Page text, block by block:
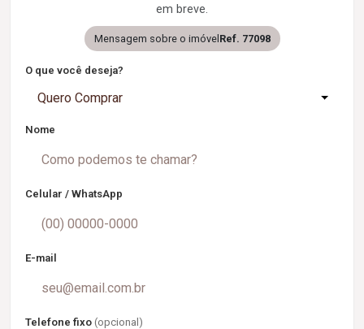
em breve.
Mensagem sobre o imóvel Ref. 77098
O que você deseja?
Quero Comprar
Nome
Celular / WhatsApp
E-mail
Telefone fixo (opcional)